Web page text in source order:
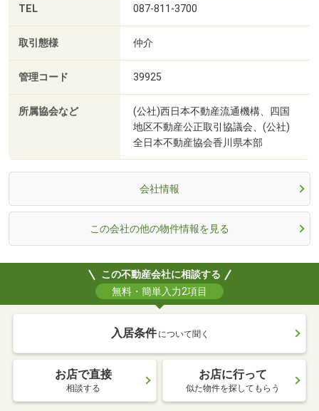
TEL 087-811-3700
取引態様 仲介
管理コード 39925
所属協会など
(公社)西日本不動産流通機構、四国
地区不動産公正取引協議会、(公社)
全日本不動産協会香川県本部
会社情報
この会社の他の物件情報を見る
この不動産会社に相談する
無料・簡単入力2項目
入居条件 について聞く
お店で直接
相談する
お店に行って
似た物件を探してもらう